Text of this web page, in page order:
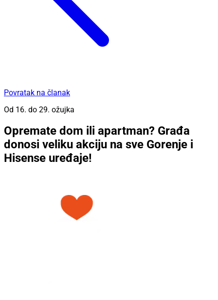
Povratak na članak
Od 16. do 29. ožujka
Opremate dom ili apartman? Građa
donosi veliku akciju na sve Gorenje i
Hisense uređaje!